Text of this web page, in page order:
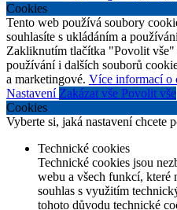
Cookies
Tento web používá soubory
souhlasíte s ukládáním a
Zakliknutím tlačítka "Povolit vše"
používání i dalších souborů
a marketingové. Více informací o
Nastavení Zakázat vše Povolit vše
Cookies
Vyberte si, jaká nastavení chcete
Technické cookies
Technické cookies jsou
webu a všech funkcí, které
souhlas s využitím
tohoto důvodu technické